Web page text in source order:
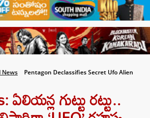
Pentagon Declassifies Secret Ufo Alien
గుట్టు రట్టు..